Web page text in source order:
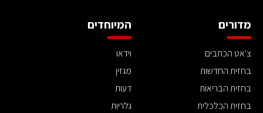
מדורים
צ'אט הכתבים
בחזית החדשות
בחזית הבריאות
בחזית הכלכלית
המיוחדים
וידאו
מגזין
דעות
גלריות